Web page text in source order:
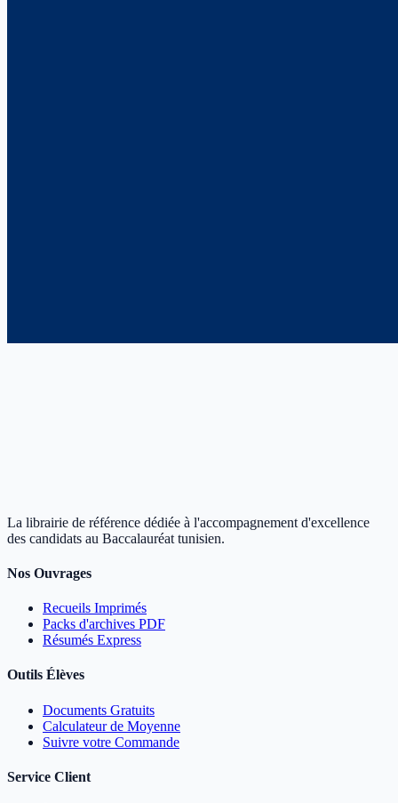
La librairie de référence dédiée à l'accompagnement d'excellence
des candidats au Baccalauréat tunisien.
Nos Ouvrages
Recueils Imprimés
Packs d'archives PDF
Résumés Express
Outils Élèves
Documents Gratuits
Calculateur de Moyenne
Suivre votre Commande
Service Client